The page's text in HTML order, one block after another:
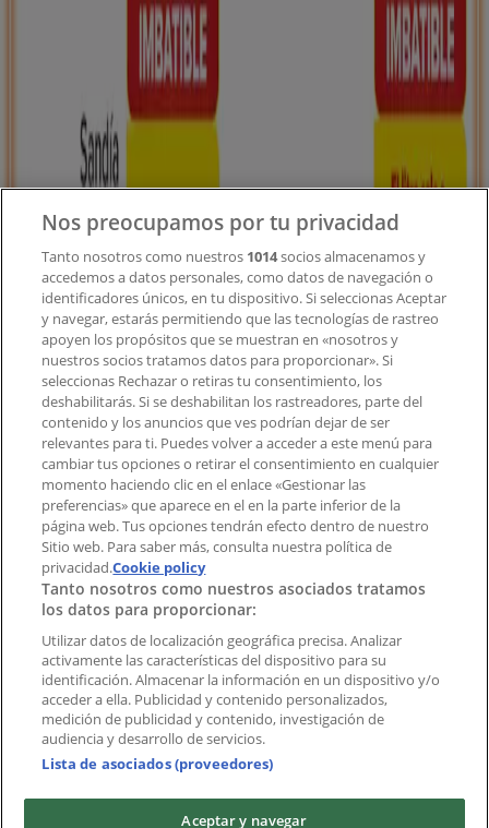
¿Qué hacemos?
Soluciones para empresas
Noticias y prensa
Trabaja con nosotros
Contacto
Contacto comercial y de marketing
Tienda mal colocada en el mapa
Notificar un folleto
¿Encontraste un problema en la web o en la
aplicación?
Índices
Marcas
Negocios
Negocios cercanos
Productos
Ciudades
Descargar la APP Tiendeo
Nos preocupamos por tu privacidad
Tanto nosotros como nuestros 1014socios almacenamos y
accedemos a datos personales, como datos de navegación o
identificadores únicos, en tu dispositivo. Si seleccionas Aceptar
y navegar, estarás permitiendo que las tecnologías de rastreo
apoyen los propósitos que se muestran en «nosotros y
nuestros socios tratamos datos para proporcionar». Si
seleccionas Rechazar o retiras tu consentimiento, los
deshabilitarás. Si se deshabilitan los rastreadores, parte del
contenido y los anuncios que ves podrían dejar de ser
relevantes para ti. Puedes volver a acceder a este menú para
cambiar tus opciones o retirar el consentimiento en cualquier
momento haciendo clic en el enlace «Gestionar las
preferencias» que aparece en el en la parte inferior de la
página web. Tus opciones tendrán efecto dentro de nuestro
Sitio web. Para saber más, consulta nuestra política de
privacidad.Cookie policy
Tanto nosotros como nuestros asociados tratamos
los datos para proporcionar:
Utilizar datos de localización geográfica precisa. Analizar
activamente las características del dispositivo para su
identificación. Almacenar la información en un dispositivo y/o
acceder a ella. Publicidad y contenido personalizados,
medición de publicidad y contenido, investigación de
audiencia y desarrollo de servicios.
Lista de asociados (proveedores)
Aceptar y navegar